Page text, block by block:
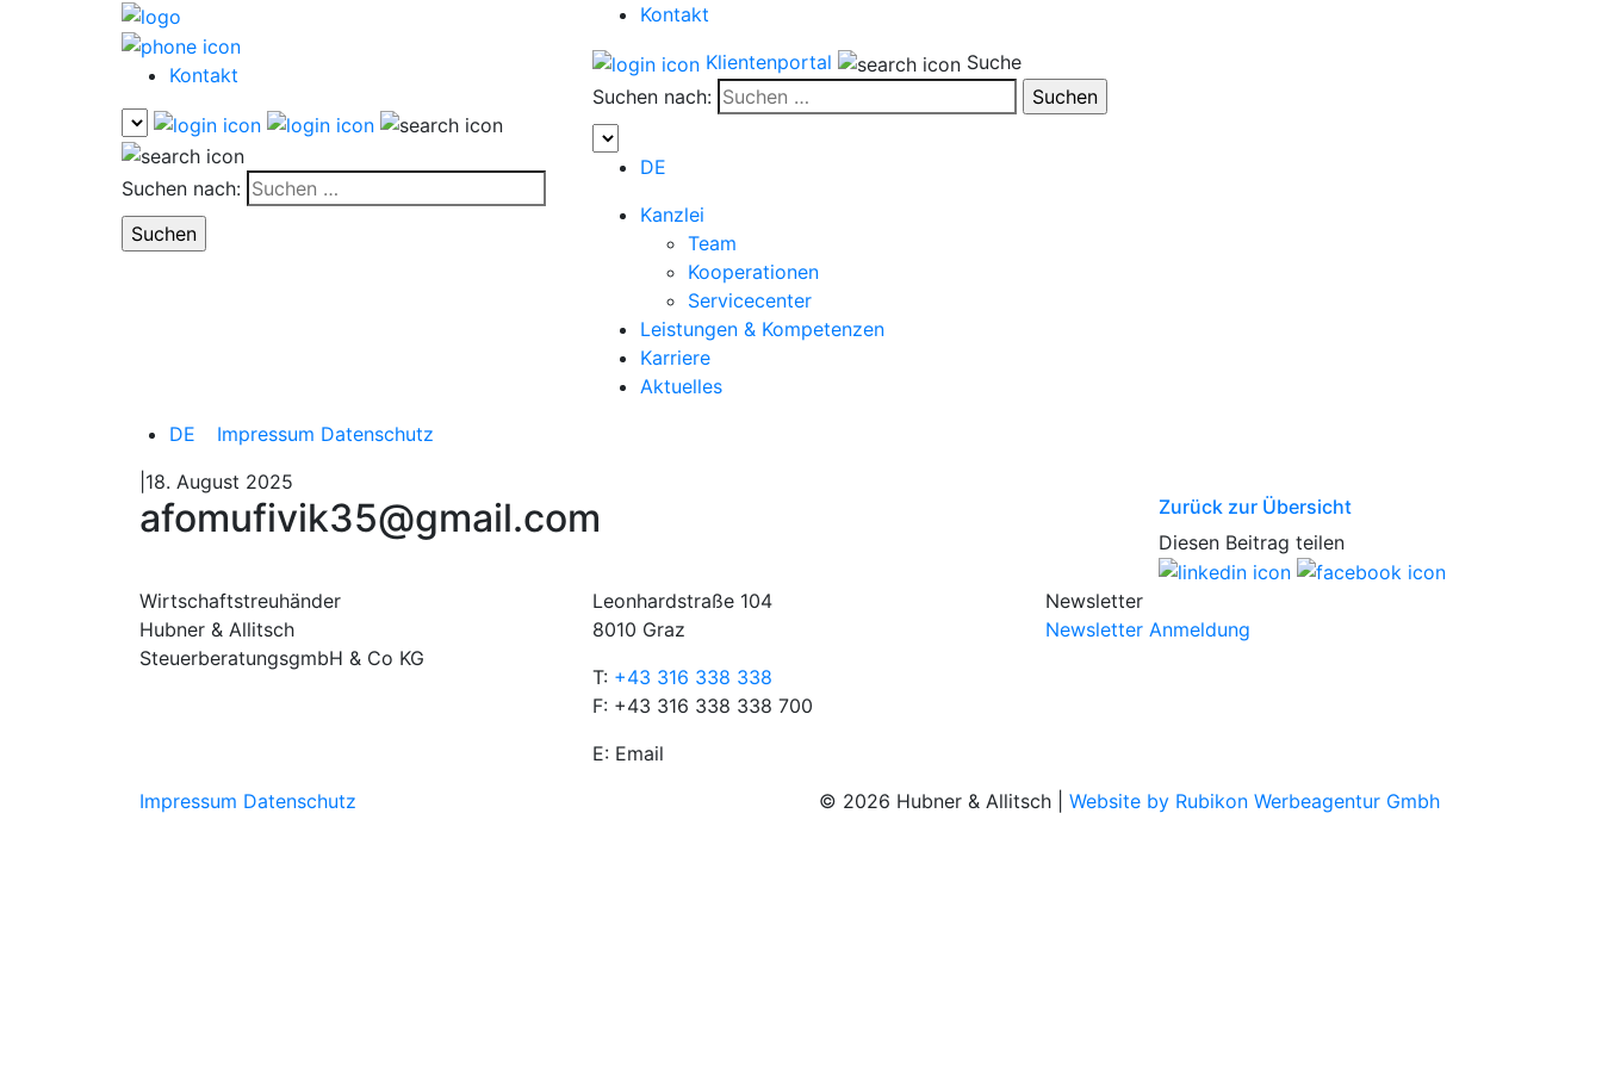
Kontakt
Suchen nach:
Kontakt
Klientenportal
Suche
Suchen nach:
DE
Kanzlei
Team
Kooperationen
Servicecenter
Leistungen & Kompetenzen
Karriere
Aktuelles
DE
Impressum Datenschutz
|18. August 2025
afomufivik35@gmail.com
Zurück zur Übersicht
Diesen Beitrag teilen
Wirtschaftstreuhänder
Hubner & Allitsch
SteuerberatungsgmbH & Co KG
Leonhardstraße 104
8010 Graz
T: +43 316 338 338
F: +43 316 338 338 700
E: Email
Newsletter
Newsletter Anmeldung
Impressum Datenschutz © 2026 Hubner & Allitsch | Website by Rubikon Werbeagentur Gmbh